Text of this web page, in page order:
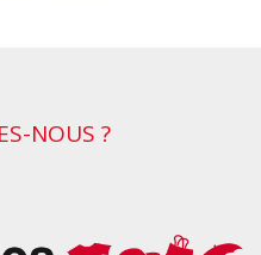
NOUS ?